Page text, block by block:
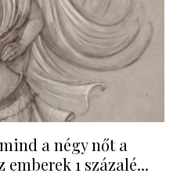
a négy nőt a
emberek 1 százalé...